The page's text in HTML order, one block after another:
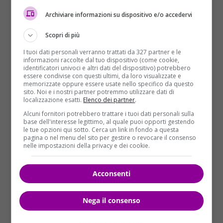
una posizione decisa!
Non volete più che altri vi mettano i
piedi in testa? Questa è la settimana
giusta per cambiare alcune cose nella
vostra vita e in meglio. Non solo con amici e
conoscenti, ma anche sul lavoro e con il vostro
partner. Si tratta di giorni davvero rivoluzionari, in
cui capirete una volta per tutte cosa fare della vostra
vita!
SCORPIONE
L’assenza di una persona vi farà avere
un umore altalenante e soprattutto
verso la fine della settimana avrete
molti dubbi. La soluzione per voi sarebbe quella di
avere il teletrasporto, mentre la decisione più giusta
Archiviare informazioni su dispositivo e/o accedervi
Scopri di più
I tuoi dati personali verranno trattati da 327 partner e le
informazioni raccolte dal tuo dispositivo (come cookie,
identificatori univoci e altri dati del dispositivo) potrebbero
essere condivise con questi ultimi, da loro visualizzate e
memorizzate oppure essere usate nello specifico da questo
sito. Noi e i nostri partner potremmo utilizzare dati di
localizzazione esatti. Elenco dei partner.
Alcuni fornitori potrebbero trattare i tuoi dati personali sulla
base dell'interesse legittimo, al quale puoi opporti gestendo
le tue opzioni qui sotto. Cerca un link in fondo a questa
pagina o nel menu del sito per gestire o revocare il consenso
nelle impostazioni della privacy e dei cookie.
Acconsenti
Nega il consenso